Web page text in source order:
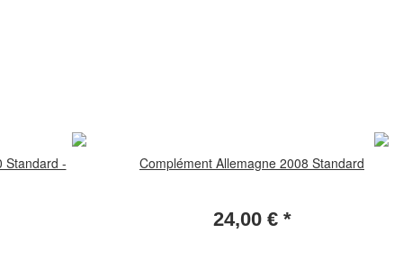
Standard - Complément Allemagne 2008 Standard
24,00 € *